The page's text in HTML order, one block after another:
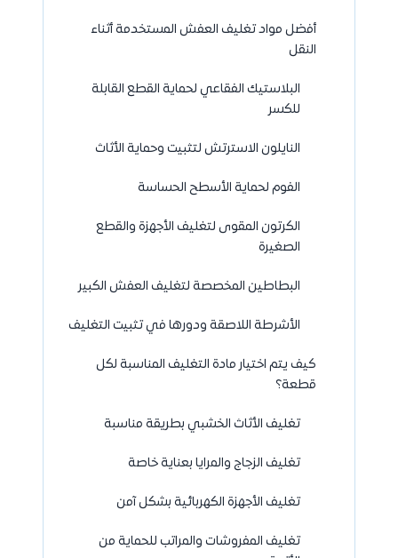
أفضل مواد تغليف العفش المستخدمة أثناء
النقل
البلاستيك الفقاعي لحماية القطع القابلة
للكسر
النايلون الاسترتش لتثبيت وحماية الأثاث
الفوم لحماية الأسطح الحساسة
الكرتون المقوى لتغليف الأجهزة والقطع
الصغيرة
البطاطين المخصصة لتغليف العفش الكبير
الأشرطة اللاصقة ودورها في تثبيت التغليف
كيف يتم اختيار مادة التغليف المناسبة لكل
قطعة؟
تغليف الأثاث الخشبي بطريقة مناسبة
تغليف الزجاج والمرايا بعناية خاصة
تغليف الأجهزة الكهربائية بشكل آمن
تغليف المفروشات والمراتب للحماية من